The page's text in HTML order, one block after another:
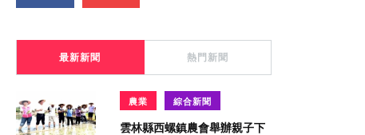
最新新聞 熱門新聞
農業 綜合新聞
雲林縣西螺鎮農會舉辦親子下